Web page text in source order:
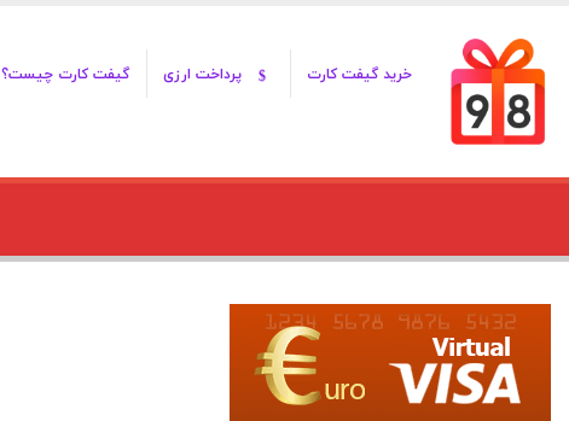
خرید گیفت کارت پرداخت ارزی گیفت کارت چیست؟